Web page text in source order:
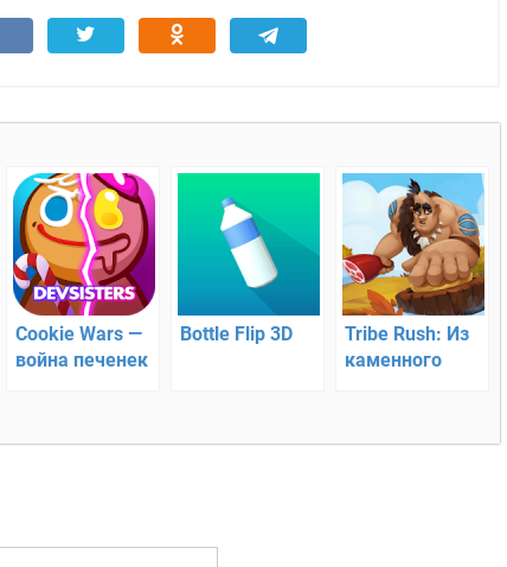
Cookie Wars —
война печенек
Bottle Flip 3D
Tribe Rush: Из
каменного